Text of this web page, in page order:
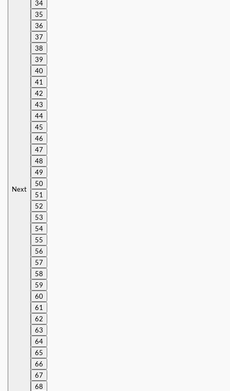
Next
34
35
36
37
38
39
40
41
42
43
44
45
46
47
48
49
50
51
52
53
54
55
56
57
58
59
60
61
62
63
64
65
66
67
68